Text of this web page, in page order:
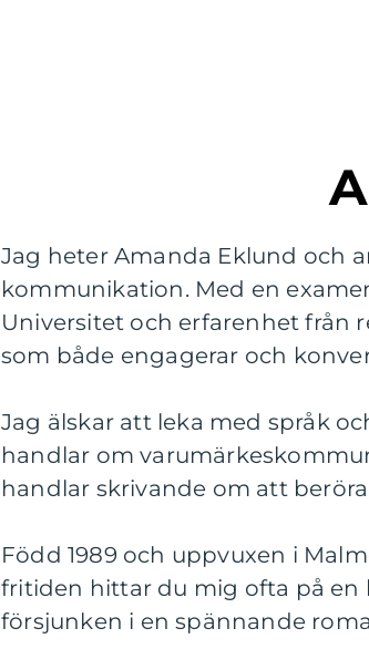
Jag heter Amanda Eklund och
kommunikation. Med en
Universitet och erfarenhet från
som både engagerar och
Jag älskar att leka med språk
handlar om
handlar skrivande om att
Född 1989 och uppvuxen i
fritiden hittar du mig ofta på
försjunken i en spännande